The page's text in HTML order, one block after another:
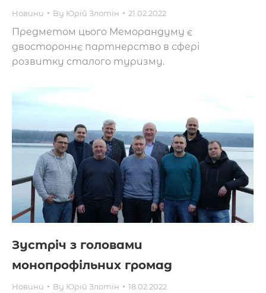
Новини By Юрій Злотін 21.02.2022
Предметом цього Меморандуму є
двостороннє партнерство в сфері
розвитку сталого туризму.
Зустріч з головами
монопрофільних громад
Новини By Юрій Злотін 18.02.2022